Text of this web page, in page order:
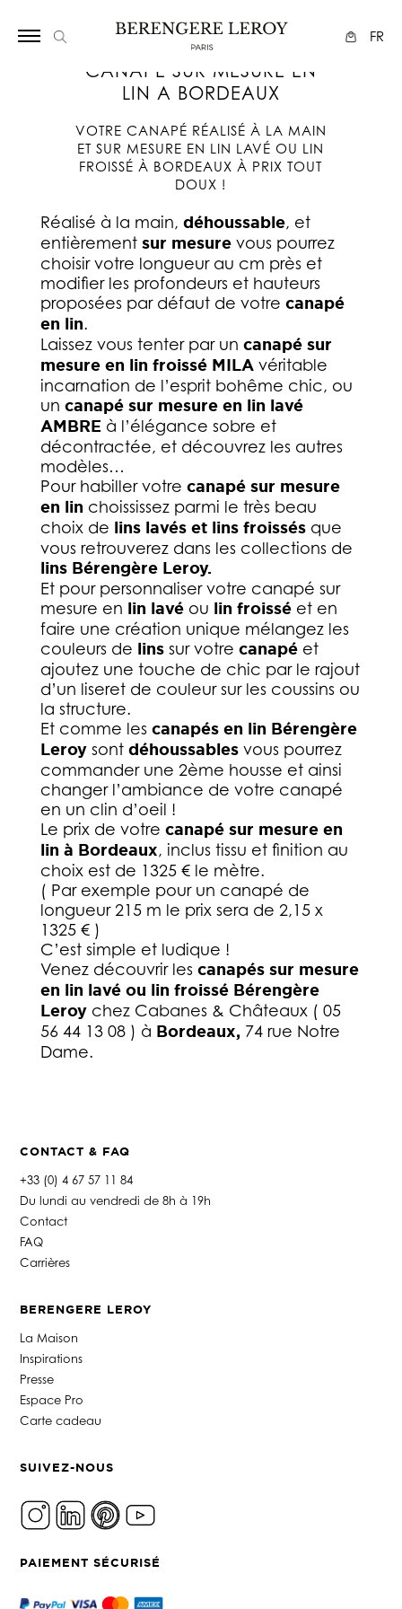
FR
CANAPE SUR MESURE EN
LIN A BORDEAUX
VOTRE CANAPÉ RÉALISÉ À LA MAIN
ET SUR MESURE EN LIN LAVÉ OU LIN
FROISSÉ À BORDEAUX À PRIX TOUT
DOUX !
Réalisé à la main, déhoussable, et
entièrement sur mesurevous pourrez
choisir votre longueur au cm près et
modifier les profondeurs et hauteurs
proposées par défaut de votre canapé
en lin.
Laissez vous tenter par un canapé sur
mesure en lin froissé MILAvéritable
incarnation de l’esprit bohême chic, ou
un canapé sur mesure en lin lavé
AMBREà l’élégance sobre et
décontractée, et découvrez les autres
modèles…
Pour habiller votre canapé sur mesure
en lin choississez parmi le très beau
choix de lins lavés et lins froissésque
vous retrouverez dans les collections de
lins Bérengère Leroy.
Et pour personnaliser votre canapé sur
mesure en lin lavéou lin froisséet en
faire une création unique mélangez les
couleurs de linssur votre canapéet
ajoutez une touche de chic par le rajout
d’un liseret de couleur sur les coussins ou
la structure.
Et comme les canapés en lin Bérengère
Leroysontdéhoussablesvous pourrez
commander une 2ème housse et ainsi
changer l’ambiance de votre canapé
en un clin d’oeil !
Le prix de votre canapé sur mesure en
lin à Bordeaux, inclus tissu et finition au
choix est de 1325 € le mètre.
( Par exemple pour un canapé de
longueur 215 m le prix sera de 2,15 x
1325 € )
C’est simple et ludique !
Venez découvrir les canapés sur mesure
en lin lavé ou lin froissé Bérengère
Leroychez Cabanes & Châteaux ( 05
56 44 13 08 ) à Bordeaux, 74 rue Notre
Dame.
CONTACT & FAQ
+33 (0) 4 67 57 11 84
Du lundi au vendredi de 8h à 19h
Contact
FAQ
Carrières
BERENGERE LEROY
La Maison
Inspirations
Presse
Espace Pro
Carte cadeau
SUIVEZ-NOUS
PAIEMENT SÉCURISÉ